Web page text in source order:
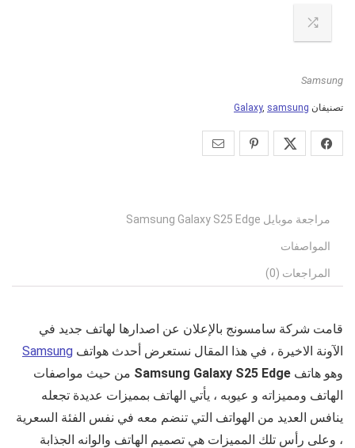
Samsung
تصنيفان Galaxy, samsung
مراجعة موبايل Samsung Galaxy S25 Edge
المواصفات
المراجعات (0)
قامت شركة سامسونج بالإعلان عن اصدارها لهاتف جديد في
الآونة الاخيرة ، في هذا المقال نستعرض أحدث هواتف Samsung
وهو هاتف Samsung Galaxy S25 Edge من حيث مواصفات
الهاتف ومميزاته و عيوبه ، يأتي الهاتف بمميزات عديدة تجعله
ينافس العديد من الهواتف التي تنضم معه في نفس الفئة السعرية
، وعلى رأس تلك المميزات هي تصميم الهاتف والوانه الجذابة